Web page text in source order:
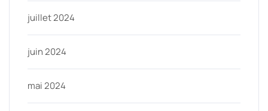
juillet 2024
juin 2024
mai 2024